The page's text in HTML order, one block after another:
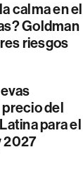
calma en el
Goldman
riesgos
del
para el
2027